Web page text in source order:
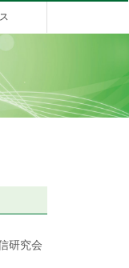
研究会